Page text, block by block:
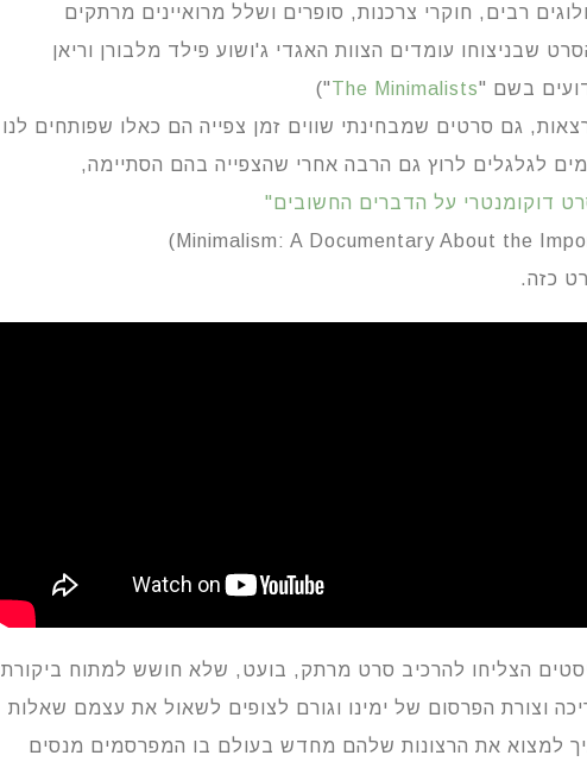
רבים, חוקרי צרכנות, סופרים ושלל מרואיינים מרתקים
שבניצוחו עומדים הצוות האגדי ג'ושוע פילד מלבורן וריאן
בשם "The Minimalists
")
גם סרטים שמבחינתי שווים זמן צפייה הם כאלו שפותחים לנו
לגלגלים לרוץ גם הרבה אחרי שהצפייה בהם הסתיימה,
דוקומנטרי על הדברים החשובים"
כזה.
הצליחו להרכיב סרט מרתק, בועט, שלא חושש למתוח ביקורת
וצורת הפרסום של ימינו וגורם לצופים לשאול את עצמם שאלות
למצוא את הרצונות שלהם מחדש בעולם בו המפרסמים מנסים